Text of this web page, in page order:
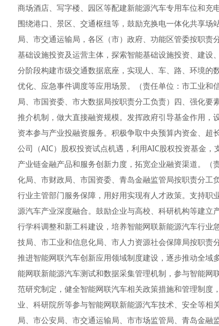
商场酒店、写字楼、园区等配建新能源汽车专用车位和
围绕港口、景区、交通枢纽等，鼓励充换电一体化共享
局、市交通运输局，各区（市）政府、功能区管委按职
基础设施投资及运营主体，探索智能基础设施投资、建
分阶段构建市级交通数据底座，实现人、车、路、环境
优化、应急事件调度等应用场景。（责任单位：市工业
局、市国资委、市大数据局按职责分工负责）四、强化
推介机制，做大直接融资规模。发挥政府引导基金作用
资本参与产业投融资服务。积极争取中央预算内资金、
公司（AIC）股权投资试点机遇，利用AIC股权投资基金
产业链金融产品和服务创新力度，拓宽企业融资渠道。
化局、市财政局、市国资委、青岛金融监管局按职责分
行业主管部门服务保障，用好用实现有人才政策。支持
源汽车产业深度融合。鼓励企业与高校、科研机构等建
行学科调整和新工科建设，培养智能网联新能源汽车行
技局、市工业和信息化局、市人力资源社会保障局按职
推进智能网联汽车创新应用领域制度建设，逐步推动全
能网联新能源汽车测试和数据采集管理机制，参与智能
范研究制定，健全智能网联汽车相关政策措施和管理制
业、科研院所等参与智能网联新能源汽车技术、安全等
局、市公安局、市交通运输局、市市场监管局、青岛金融